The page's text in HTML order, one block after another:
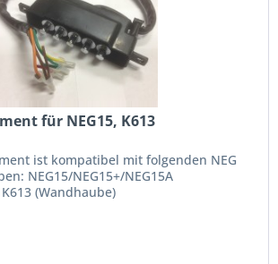
für NEG15, K613
ist kompatibel mit folgenden NEG
NEG15/NEG15+/NEG15A
(Wandhaube)